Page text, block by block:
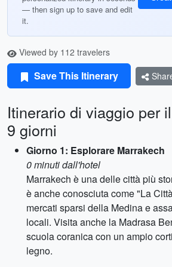
— then sign up to save and edit
it.
Viewed by 112 travelers
Save This Itinerary
Itinerario di viaggio per
9 giorni
Giorno 1: Esplorare Marrakech
0 minuti dall'hotel
Marrakech è una delle città più
è anche conosciuta come "La
mercati sparsi della Medina e
locali. Visita anche la Madrasa
scuola coranica con un ampio
legno.